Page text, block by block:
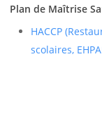
Plan de Maîtrise
HACCP
scolaires,